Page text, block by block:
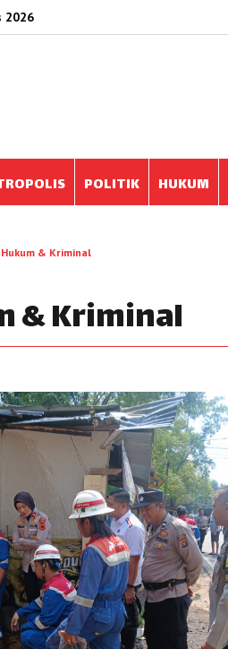
2026
POLITIK HUKUM
Hukum & Kriminal
& Kriminal